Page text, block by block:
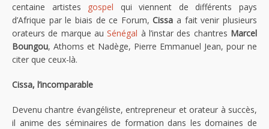
centaine artistes gospel qui viennent de différents pays
d’Afrique par le biais de ce Forum,Cissa a fait venir plusieurs
orateurs de marque auSénégal à l’instar des chantres Marcel
Boungou, Athoms et Nadège, Pierre Emmanuel Jean, pour ne
citer que ceux-là.
Cissa, l’incomparable
Devenu chantre évangéliste, entrepreneur et orateur à succès,
il anime des séminaires de formation dans les domaines de